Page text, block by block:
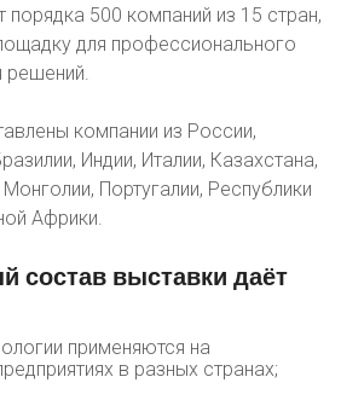
500 компаний из 15 стран,
для профессионального
решений.
компании из России,
Индии, Италии, Казахстана,
Португалии, Республики
Африки.
состав выставки даёт
применяются на
в разных странах;